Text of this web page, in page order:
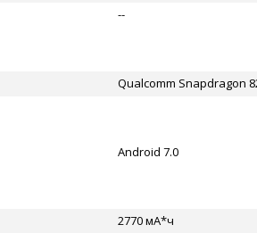
--
Qualcomm Snapdragon
Android 7.0
2770 мА*ч